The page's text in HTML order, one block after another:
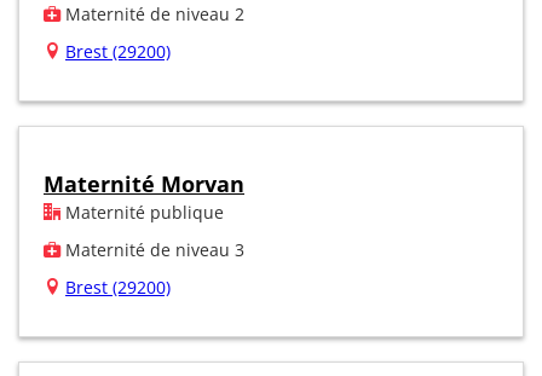
Maternité de niveau 2
Brest (29200)
Maternité Morvan
Maternité publique
Maternité de niveau 3
Brest (29200)